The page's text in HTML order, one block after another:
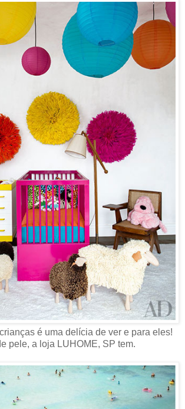
é uma delícia de ver e para eles!
pele, a loja LUHOME, SP tem.